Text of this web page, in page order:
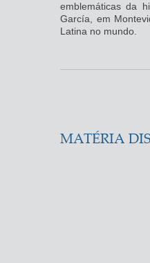
emblemáticas da
García, em
Latina no mundo.
MATÉRIA